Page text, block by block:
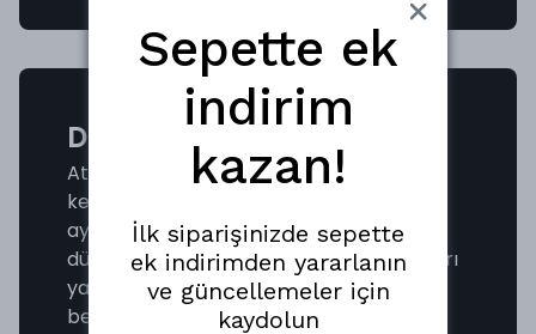
DRIVER YAZILIMI
Attack Shark R1 profesyonel oyun faresi,
kendi
ayarı, geri dönüş oranı, özel makro
düğmesi programlaması ve diğer ayarları
yapabilirsiniz. Bir tıklama ile birleşik
becerilerinizi serbest bırakabilir ve
Sepette ek
indirim
kazan!
İlk siparişinizde sepette
ek indirimden yararlanın
ve güncellemeler için
kaydolun